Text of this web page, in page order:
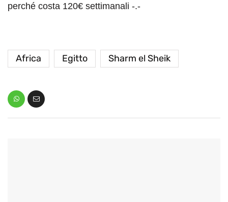
perché costa 120€ settimanali -.-
Africa Egitto Sharm el Sheik